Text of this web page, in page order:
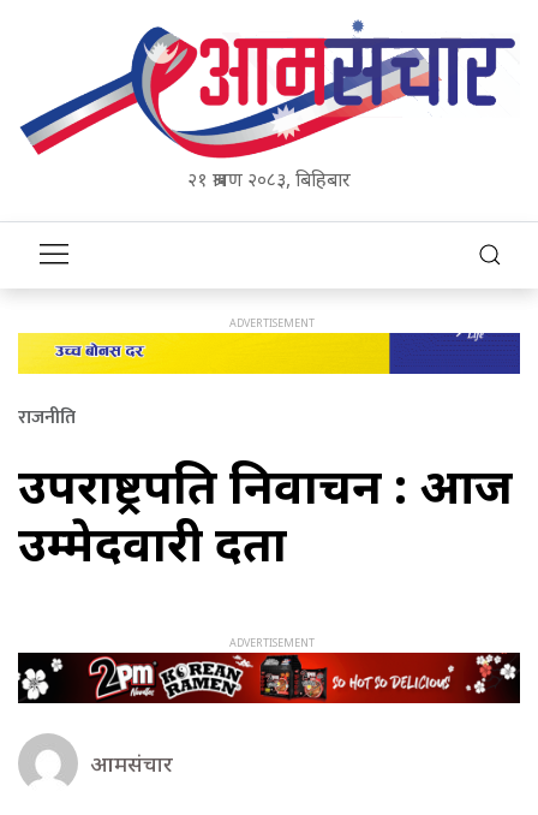
२१ श्रावण २०८३, बिहिबार
राजनीति
उपराष्ट्रपति निर्वाचन : आज
उम्मेदवारी दर्ता
आमसंचार